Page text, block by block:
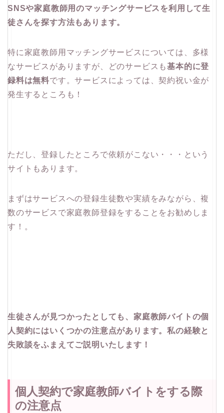
SNSや家庭教師用のマッチングサービスを利用して生
徒さんを探す方法もあります。
特に家庭教師用マッチングサービスについては、多様
なサービスがありますが、どのサービスも基本的に登
録料は無料です。サービスによっては、契約祝い金が
発生するところも！
ただし、登録したところで依頼がこない・・・という
サイトもあります。
まずはサービスへの登録生徒数や実績をみながら、複
数のサービスで家庭教師登録をすることをお勧めしま
す！。
生徒さんが見つかったとしても、家庭教師バイトの個
人契約にはいくつかの注意点があります。私の経験と
失敗談をふまえてご説明いたします！
個人契約で家庭教師バイトをする際
の注意点